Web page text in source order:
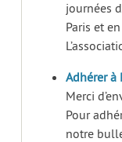
journées
Paris et
Adhérer à
Merci
Pour
notre